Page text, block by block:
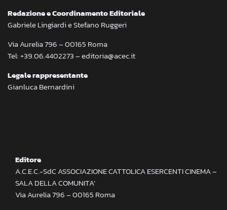
Redazione e Coordinamento Editoriale
Gabriele Lingiardi e Stefano Ruggeri
Via Aurelia 796 – 00165 Roma
Tel: +39.06.4402273 – editoria@acec.it
Legale rappresentante
Gianluca Bernardini
Editore
A.C.E.C.-SdC ASSOCIAZIONE CATTOLICA ESERCENTI CINEMA –
SALA DELLA COMUNITA’
Via Aurelia 796 – 00165 Roma